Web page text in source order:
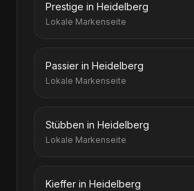
Prestige in Heidelberg
Lokale Markenseite
Passier in Heidelberg
Lokale Markenseite
Stübben in Heidelberg
Lokale Markenseite
Kieffer in Heidelberg